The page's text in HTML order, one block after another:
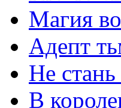
Магия
Адепт
Не
В